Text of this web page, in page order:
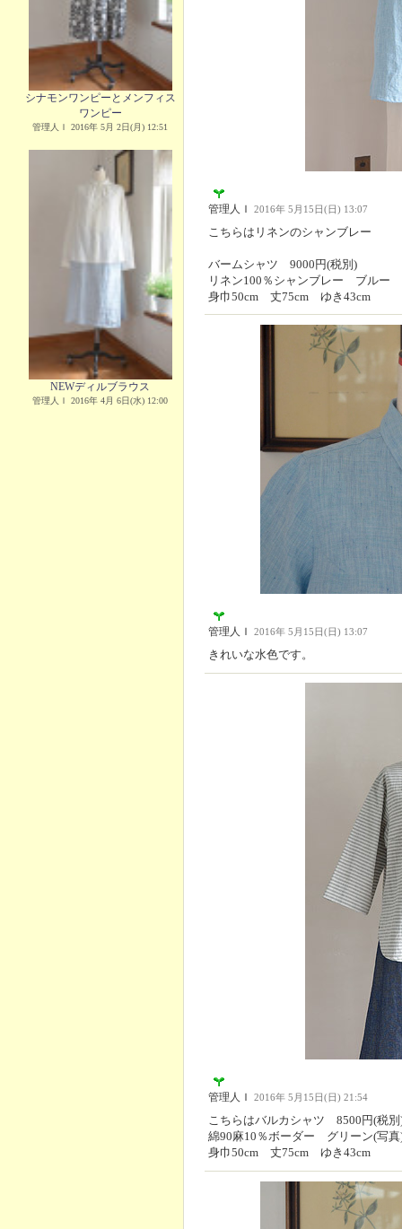
シナモンワンピーとメンフィス
ワンピー
管理人Ｉ 2016年 5月 2日(月) 12:51
NEWディルブラウス
管理人Ｉ 2016年 4月 6日(水) 12:00
管理人Ｉ 2016年 5月15日(日) 13:07
こちらはリネンのシャンブレー
バームシャツ 9000円(税別)
リネン100％シャンブレー ブルー
身巾50cm 丈75cm ゆき43cm
管理人Ｉ 2016年 5月15日(日) 13:07
きれいな水色です。
管理人Ｉ 2016年 5月15日(日) 21:54
こちらはバルカシャツ 8500円(税別
綿90麻10％ボーダー グリーン(写真
身巾50cm 丈75cm ゆき43cm